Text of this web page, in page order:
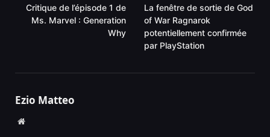
‎Critique de l’épisode 1 de
Ms. Marvel : Generation
Why‎
La fenêtre de sortie de God
of War Ragnarok
potentiellement confirmée
par PlayStation
Ezio Matteo
Website